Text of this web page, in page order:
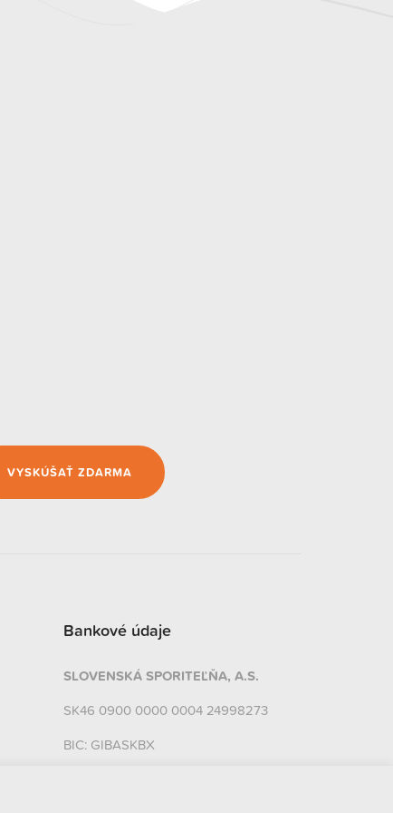
VYSKÚŠAŤ ZDARMA
Bankové údaje
SLOVENSKÁ SPORITEĽŇA, A.S.
SK46 0900 0000 0004 24998273
BIC: GIBASKBX